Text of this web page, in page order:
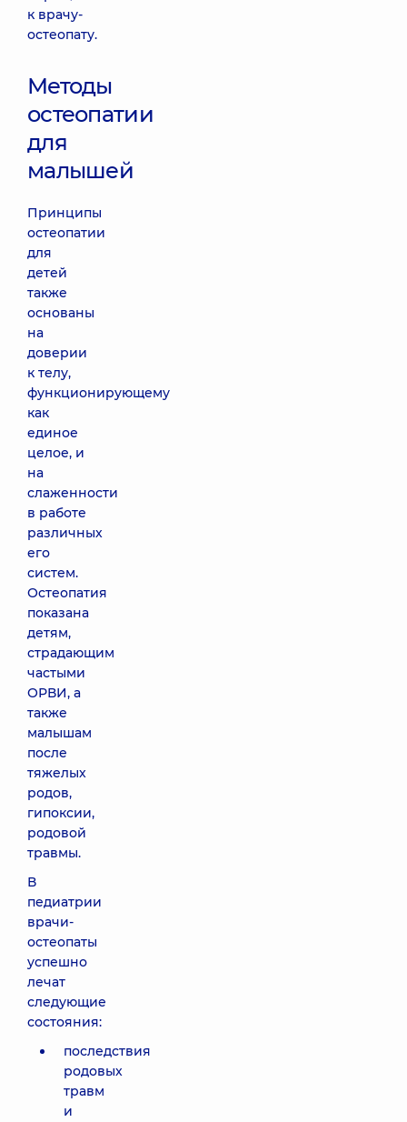
к врачу-
остеопату.
Методы
остеопатии
для
малышей
Принципы
остеопатии
для
детей
также
основаны
на
доверии
к телу,
функционирующему
как
единое
целое, и
на
слаженности
в работе
различных
его
систем.
Остеопатия
показана
детям,
страдающим
частыми
ОРВИ, а
также
малышам
после
тяжелых
родов,
гипоксии,
родовой
травмы.
В
педиатрии
врачи-
остеопаты
успешно
лечат
следующие
состояния:
последствия
родовых
травм
и